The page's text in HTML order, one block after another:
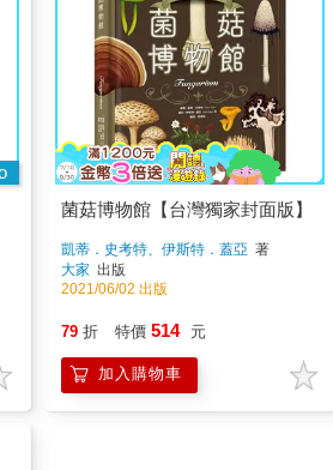
菌菇博物館【台灣獨家封面版】
凱蒂．史考特、伊斯特．蓋亞 著
大家 出版
2021/06/02 出版
79 折 特價 514 元
加入購物車